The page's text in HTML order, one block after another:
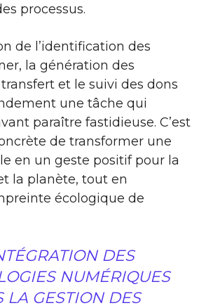
processus.
de l’identification des
la génération des
et le suivi des dons
une tâche qui
paraître fastidieuse. C’est
de transformer une
en un geste positif pour la
la planète, tout en
écologique de
DES
NUMÉRIQUES
LA GESTION DES